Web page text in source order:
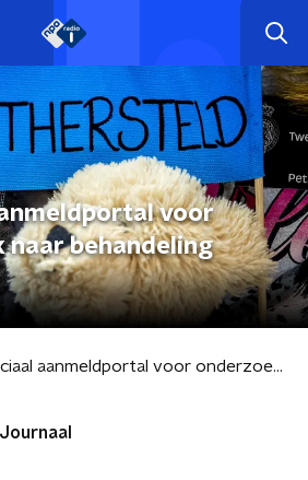
voor
naar behandeling
Speciaal aanmeldportal voor onderzoek naar behandeling longcovid